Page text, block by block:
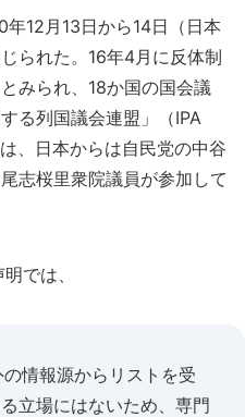
12月13日から14日（日本
られた。16年4月に反体制
みられ、18か国の国会議
る列国議会連盟」（IPA
、日本からは自民党の中谷
志桜里衆院議員が参加して
では、
の情報源からリストを受
立場にはないため、専門